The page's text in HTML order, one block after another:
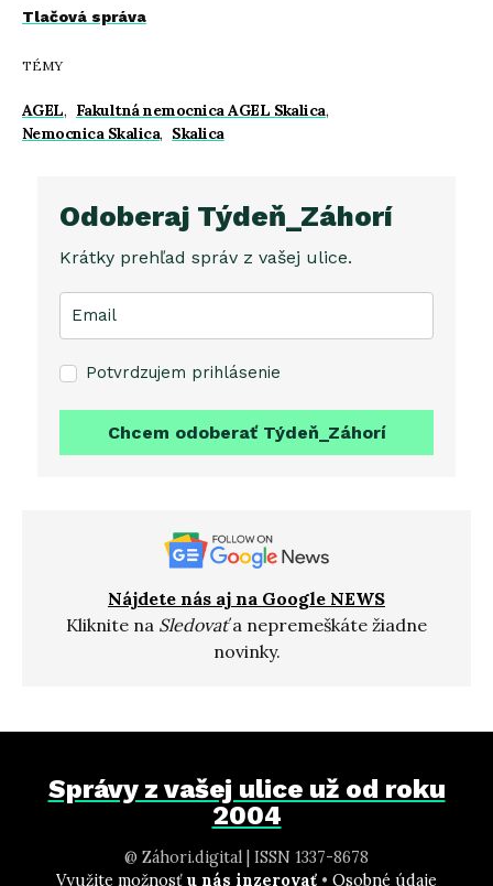
Tlačová správa
TÉMY
AGEL, Fakultná nemocnica AGEL Skalica,
Nemocnica Skalica, Skalica
Odoberaj Týdeň_Záhorí
Krátky prehľad správ z vašej ulice.
Potvrdzujem prihlásenie
Chcem odoberať Týdeň_Záhorí
Nájdete nás aj na Google NEWS
Kliknite na Sledovaťa nepremeškáte žiadne
novinky.
Správy z vašej ulice už od roku
2004
@ Záhori.digital | ISSN 1337-8678
Využite možnosť u nás inzerovať • Osobné údaje